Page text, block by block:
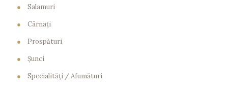
●
Salamuri
●
Cârnaţi
●
Prospături
●
Şunci
●
Specialităţi / Afumături